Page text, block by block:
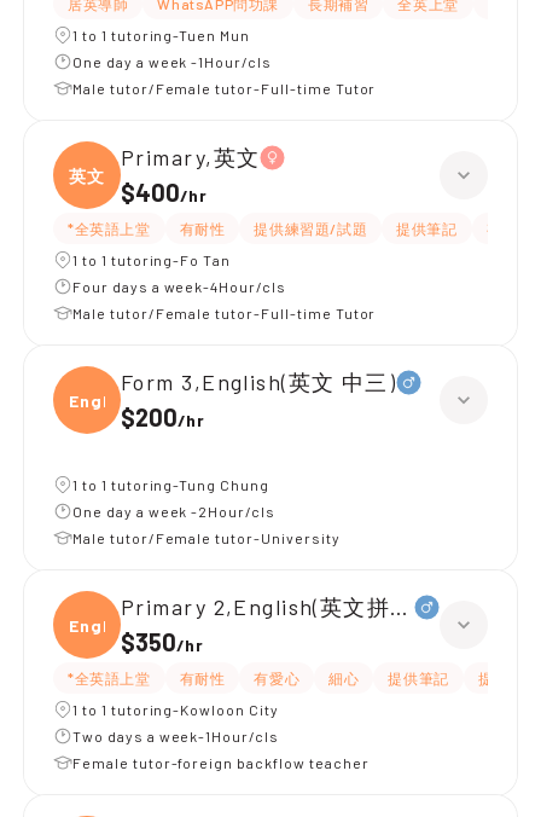
居英導師 WhatsAPP問功課 長期補習 全英上堂
1 to 1 tutoring-Tuen Mun
One day a week -1Hour/cls
Male tutor/Female tutor-Full-time Tutor
英文
Primary,英文
$400/hr
*全英語上堂 有耐性 提供練習題/試題 提供筆記
有愛心
1 to 1 tutoring-Fo Tan
Four days a week-4Hour/cls
Male tutor/Female tutor-Full-time Tutor
Engli
Form 3,English(英文 中三)
$200/hr
1 to 1 tutoring-Tung Chung
One day a week -2Hour/cls
Male tutor/Female tutor-University
Engli
Primary 2,English(英文拼音+閱讀)
$350/hr
*全英語上堂 有耐性 有愛心 細心 提供筆記
提供練
1 to 1 tutoring-Kowloon City
Two days a week-1Hour/cls
Female tutor-foreign backflow teacher